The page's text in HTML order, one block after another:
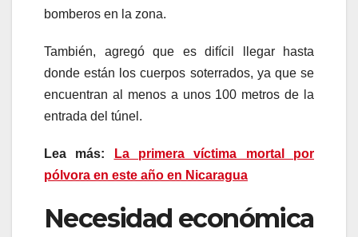
bomberos en la zona.
También, agregó que es difícil llegar hasta
donde están los cuerpos soterrados, ya que se
encuentran al menos a unos 100 metros de la
entrada del túnel.
Lea más:
La primera víctima mortal por
pólvora en este año en Nicaragua
Necesidad económica